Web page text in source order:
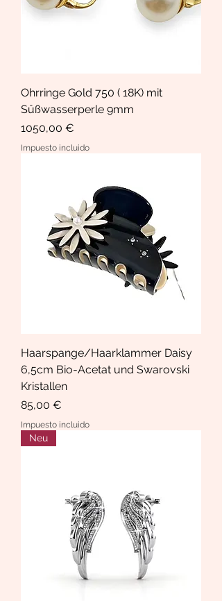
Ohrringe Gold 750 ( 18K) mit
Süßwasserperle 9mm
Precio
1050,00 €
Impuesto incluido
Haarspange/Haarklammer Daisy
6,5cm Bio-Acetat und Swarovski
Kristallen
Precio
85,00 €
Impuesto incluido
Neu